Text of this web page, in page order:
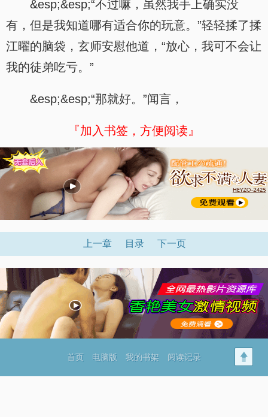
&esp;&esp;“不过嘛，虽然我手上确实没
有，但是我知道哪有适合你的玩意。”轻轻揉了揉
江曜的脑袋，玄师安慰他道，“放心，我可不会让
我的徒弟吃亏。”
&esp;&esp;“那就好。”闻言，
『加入书签，方便阅读』
上一章 目录 下一页
首页 电脑版 我的书架 阅读记录